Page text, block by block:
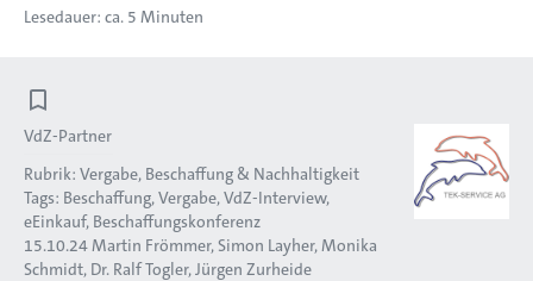
Lesedauer: ca. 5 Minuten
VdZ-Partner
Rubrik: Vergabe, Beschaffung & Nachhaltigkeit
Tags: Beschaffung Vergabe VdZ-Interview
eEinkauf Beschaffungskonferenz
15.10.24Martin Frömmer Simon Layher Monika
Schmidt Dr. Ralf Togler Jürgen Zurheide